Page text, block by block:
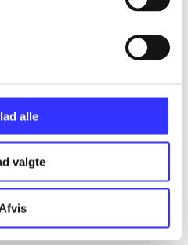
alle
valgte
Afvis
på udgivelser